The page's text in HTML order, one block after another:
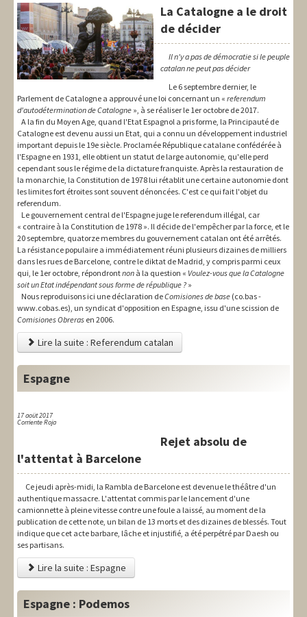
International
Syndical
Social
Thèmes
La Catalogne a le droit
de décider
Il n'y a pas de démocratie si le peuple
catalan ne peut pas décider
Le 6 septembre dernier, le
Parlement de Catalogne a approuvé une loi concernant un « referendum
d'autodétermination de Catalogne », à se réaliser le 1er octobre de 2017.
A la fin du Moyen Age, quand l'Etat Espagnol a pris forme, la Principauté de
Catalogne est devenu aussi un Etat, qui a connu un développement industriel
important depuis le 19e siècle. Proclamée République catalane confédérée à
l'Espagne en 1931, elle obtient un statut de large autonomie, qu'elle perd
cependant sous le régime de la dictature franquiste. Après la restauration de
la monarchie, la Constitution de 1978 lui rétablit une certaine autonomie dont
les limites fort étroites sont souvent dénoncées. C'est ce qui fait l'objet du
referendum.
Le gouvernement central de l'Espagne juge le referendum illégal, car
« contraire à la Constitution de 1978 ». Il décide de l'empêcher par la force, et le
20 septembre, quatorze membres du gouvernement catalan ont été arrêtés.
La résistance populaire a immédiatement réuni plusieurs dizaines de milliers
dans les rues de Barcelone, contre le diktat de Madrid, y compris parmi ceux
qui, le 1er octobre, répondrontnon à la question « Voulez-vous que la Catalogne
soit un Etat indépendant sous forme de république ? »
Nous reproduisons ici une déclaration deComisiones de base (co.bas -
www.cobas.es), un syndicat d'opposition en Espagne, issu d'une scission de
Comisiones Obreras en 2006.
Lire la suite : Referendum catalan
Espagne
17 aoüt 2017
Corriente Roja
Rejet absolu de
l'attentat à Barcelone
Ce jeudi après-midi, la Rambla de Barcelone est devenue le théâtre d'un
authentique massacre. L'attentat commis par le lancement d'une
camionnette à pleine vitesse contre une foule a laissé, au moment de la
publication de cette note, un bilan de 13 morts et des dizaines de blessés. Tout
indique que cet acte barbare, lâche et injustifié, a été perpétré par Daesh ou
ses partisans.
Lire la suite : Espagne
Espagne : Podemos